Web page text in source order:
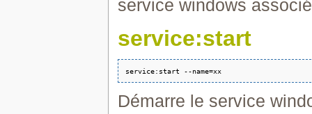
service windows associé
service:start
Démarre le service